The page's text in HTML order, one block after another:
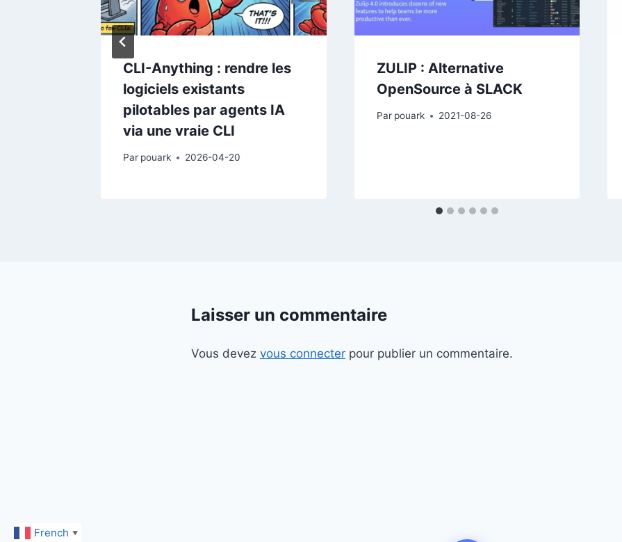
CLI-Anything : rendre les
logiciels existants
pilotables par agents IA
via une vraie CLI
Par pouark 2026-04-20
ZULIP : Alternative
OpenSource à SLACK
Par pouark 2021-08-26
Laisser un commentaire
Vous devez vous connecter pour publier un commentaire.
French ▼